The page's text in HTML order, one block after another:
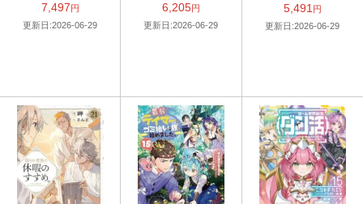
7,497円
更新日:2026-06-29
6,205円
更新日:2026-06-29
5,491 円
更新日:2026-06-29